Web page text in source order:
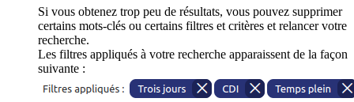
Si vous obtenez trop peu de résultats, vous pouvez supprimer
certains mots-clés ou certains filtres et critères et relancer votre
recherche.
Les filtres appliqués à votre recherche apparaissent de la façon
suivante :